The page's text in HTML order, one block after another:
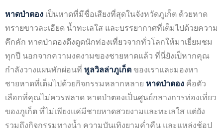
หาดป่าตอง เป็นหาดที่มีชื่อเสียงที่สุดในจังหวัดภูเก็ต ด้วยหาด
ทรายขาวละเอียด น้ำทะเลใส และบรรยากาศที่เต็มไปด้วยความ
คึกคัก หาดป่าตองดึงดูดนักท่องเที่ยวจากทั่วโลกให้มาเยี่ยมชม
ทุกปี นอกจากความงดงามของชายหาดแล้ว ที่นี่ยังเป็หากคุณ
กำลังวางแผนพักผ่อนที่ พูลวิลล่าภูเก็ต ของเราและมองหา
ชายหาดที่เต็มไปด้วยกิจกรรมหลากหลาย หาดป่าตอง คือตัว
เลือกที่คุณไม่ควรพลาด หาดป่าตองเป็นศูนย์กลางการท่องเที่ยว
ของภูเก็ต ที่ไม่เพียงแค่มีชายหาดสวยงามและทะเลใส แต่ยัง
รวมถึงกิจกรรมทางน้ำ ความบันเทิงยามค่ำคืน และแหล่งช้อป